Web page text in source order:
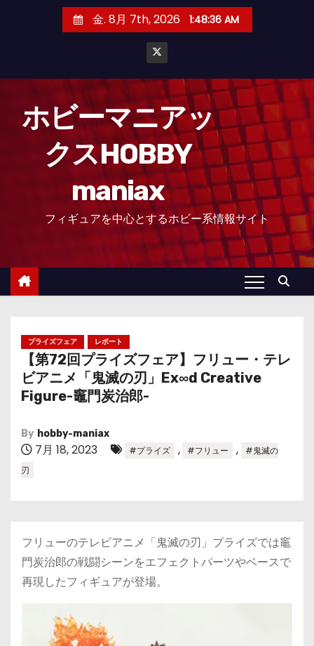
金. 8月 7th, 2026 1:48:36 AM
ホビーマニアッ
クスHOBBY
maniax
フィギュアを中心とするホビー系情報サイト
プライズフェア レポート
【第72回プライズフェア】フリュー・テレ
ビアニメ「鬼滅の刃」Ex∞d Creative
Figure-竈門炭治郎-
By hobby-maniax
7月 18, 2023 #プライズ , #フリュー ,
#鬼滅の
刃
フリューのテレビアニメ「鬼滅の刃」プライズでは竈
門炭治郎の戦闘シーンをエフェクトパーツやベースで
再現したフィギュアが登場。